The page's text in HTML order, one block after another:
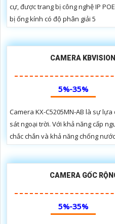
cự, được trang bị công nghệ IP
bị ống kính có độ phân giải 5
CAMERA
5%-35%
Camera KX-C5205MN-AB là sự
sát ngoại trời. Với khả năng cấp
chắc chắn và khả năng chống
CAMERA GỐC
5%-35%